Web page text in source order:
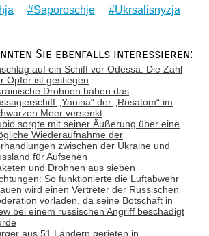
Saporoschje Ukrsalisnyzja
Sie ebenfalls interessieren:
auf ein Schiff vor Odessa: Die Zahl
Opfer ist gestiegen
Drohnen haben das
„Yanina“ der „Rosatom“ im
Meer versenkt
sorgte mit seiner Äußerung über eine
Wiederaufnahme der
zwischen der Ukraine und
für Aufsehen
und Drohnen aus sieben
So funktionierte die Luftabwehr
wird einen Vertreter der Russischen
vorladen, da seine Botschaft in
bei einem russischen Angriff beschädigt
aus 51 Ländern gerieten in